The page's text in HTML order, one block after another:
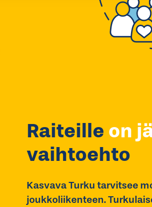
Raiteille on
vaihtoehto
Kasvava Turku tarvitsee
joukkoliikenteen.